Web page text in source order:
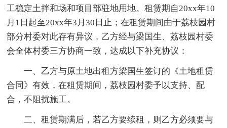
工稳定土拌和场和项目部驻地用地。租赁期自20xx年10
月1日起至20xx年3月30日止；在租赁期间由于荔枝园村
部分村委对此存有异议，乙方经与梁国生、荔枝园村委
会全体村委三方协商一致，达成以下补充协议：
一、乙方与原土地出租方梁国生签订的《土地租赁
合同》有效，在租赁期间，荔枝园村委予以支持、配
合，不阻扰施工。
二、租赁期满后，若乙方要续租，则乙方必须要与